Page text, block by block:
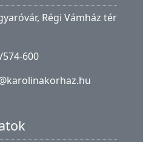
Régi Vámház tér
600